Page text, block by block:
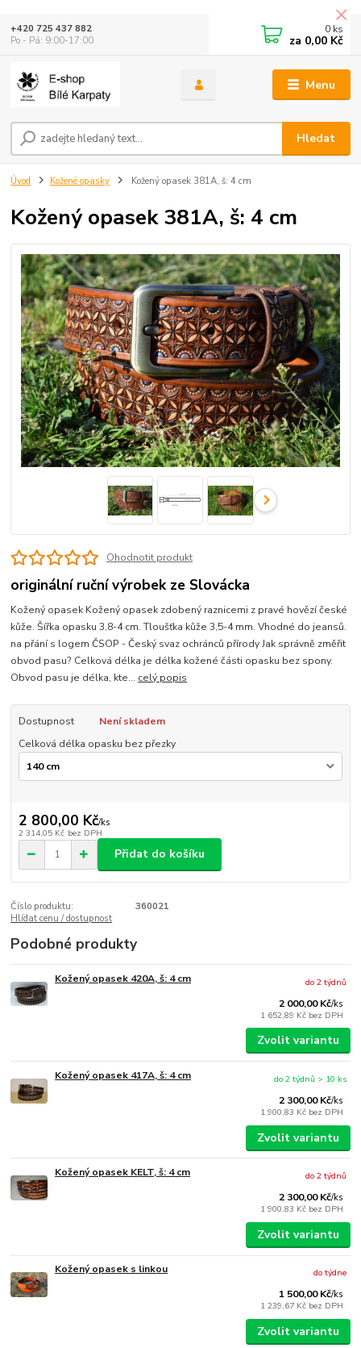
Menu
Hledat
+420 725 437 882
Po - Pá: 9:00-17:00
0 ks
za 0,00 Kč
Úvod Kožené opasky Kožený opasek 381A, š: 4 cm
Kožený opasek 381A, š: 4 cm
Ohodnotit produkt
originální ruční výrobek ze Slovácka
Kožený opasek Kožený opasek zdobený raznicemi z pravé hovězí české
kůže. Šířka opasku 3,8-4 cm. Tloušťka kůže 3,5-4 mm. Vhodné do jeansů.
na přání s logem ČSOP - Český svaz ochránců přírody Jak správně změřit
obvod pasu? Celková délka je délka kožené části opasku bez spony.
Obvod pasu je délka, kte... celý popis
Dostupnost
Není skladem
Celková délka opasku bez přezky
2 800,00 Kč/ks
2 314,05 Kč bez DPH
Přidat do košíku
Číslo produktu:
360021
Hlídat cenu / dostupnost
Podobné produkty
Kožený opasek 420A, š: 4 cm
2 000,00 Kč/ks
1 652,89 Kč bez DPH
do 2 týdnů
Zvolit variantu
Kožený opasek 417A, š: 4 cm
2 300,00 Kč/ks
1 900,83 Kč bez DPH
do 2 týdnů > 10 ks
Zvolit variantu
Kožený opasek KELT, š: 4 cm
2 300,00 Kč/ks
1 900,83 Kč bez DPH
do 2 týdnů
Zvolit variantu
Kožený opasek s linkou
1 500,00 Kč/ks
1 239,67 Kč bez DPH
do týdne
Zvolit variantu